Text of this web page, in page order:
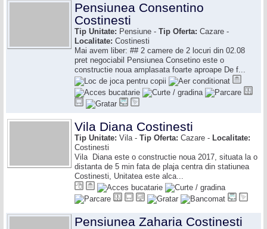
Pensiunea Consentino
Costinesti
Tip Unitate: Pensiune - Tip Oferta: Cazare -
Localitate: Costinesti
Mai avem liber: ## 2 camere de 2 locuri din 02.08
pret negociabil Pensiunea Consetino este o
constructie noua amplasata foarte aproape De f...
Vila Diana Costinesti
Tip Unitate: Vila - Tip Oferta: Cazare - Localitate:
Costinesti
Vila Diana este o constructie noua 2017, situata la o
distanta de 5 min fata de plaja centra din statiunea
Costinesti, Unitatea este alca...
Pensiunea Zaharia Costinesti